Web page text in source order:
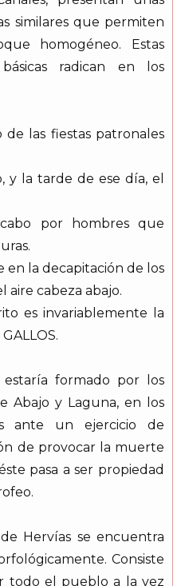
similares que permiten
homogéneo. Estas
radican en los
de las fiestas patronales
y la tarde de ese día, el
por hombres que
en la decapitación de los
aire cabeza abajo.
es invariablemente la
formado por los
Abajo y Laguna, en los
ante un ejercicio de
de provocar la muerte
pasa a ser propiedad
Hervías se encuentra
Consiste
todo el pueblo a la vez